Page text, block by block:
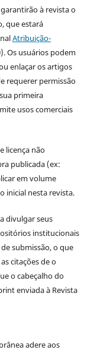
à revista o
que estará
Atribuição-
Os usuários podem
enlaçar os artigos
requerer permissão
primeira
usos comerciais
licença não
publicada (ex:
em volume
inicial nesta revista.
divulgar seus
institucionais
submissão, o que
citações de o
o cabeçalho do
enviada à Revista
adere aos